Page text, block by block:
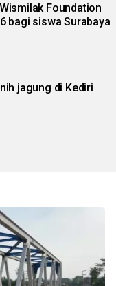
Foundation
bagi siswa Surabaya
jagung di Kediri